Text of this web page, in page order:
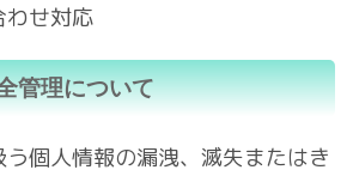
わせ対応
管理について
個人情報の漏洩、滅失またはき